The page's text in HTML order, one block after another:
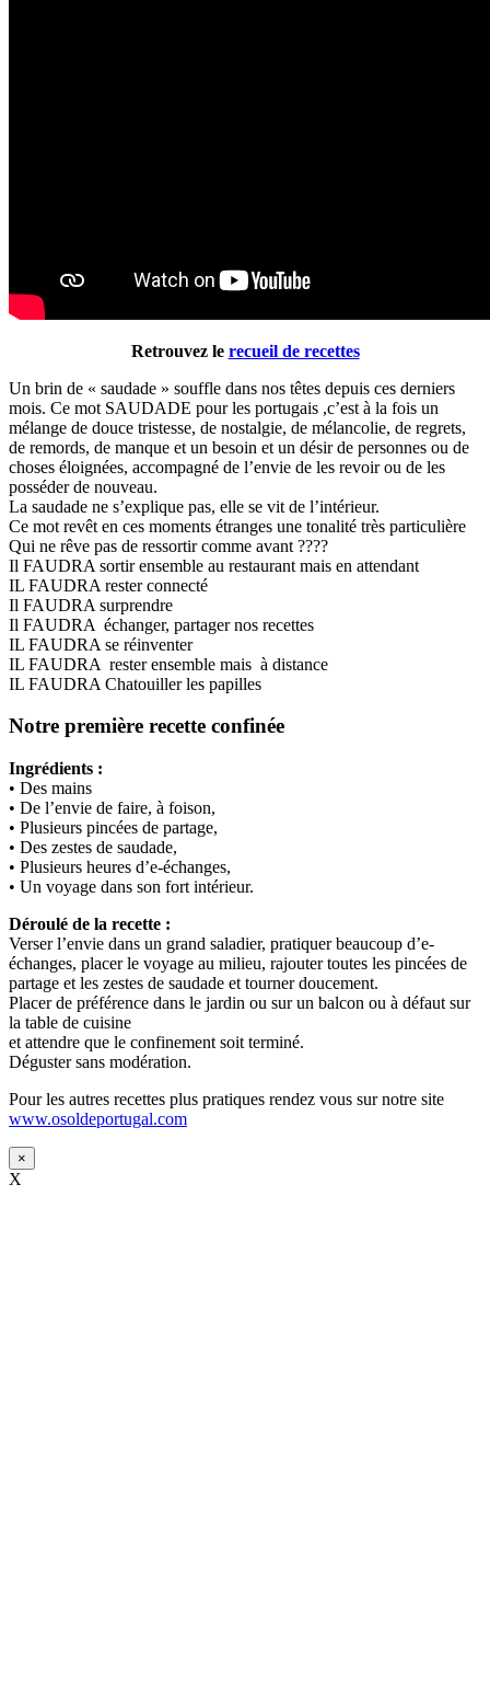
Retrouvez le recueil de recettes
Un brin de « saudade » souffle dans nos têtes depuis ces derniers
mois. Ce mot SAUDADE pour les portugais ,c’est à la fois un
mélange de douce tristesse, de nostalgie, de mélancolie, de regrets,
de remords, de manque et un besoin et un désir de personnes ou de
choses éloignées, accompagné de l’envie de les revoir ou de les
posséder de nouveau.
La saudade ne s’explique pas, elle se vit de l’intérieur.
Ce mot revêt en ces moments étranges une tonalité très particulière
Qui ne rêve pas de ressortir comme avant ????
Il FAUDRA sortir ensemble au restaurant mais en attendant
IL FAUDRA rester connecté
Il FAUDRA surprendre
Il FAUDRA échanger, partager nos recettes
IL FAUDRA se réinventer
IL FAUDRA rester ensemble mais à distance
IL FAUDRA Chatouiller les papilles
Notre première recette confinée
Ingrédients :
• Des mains
• De l’envie de faire, à foison,
• Plusieurs pincées de partage,
• Des zestes de saudade,
• Plusieurs heures d’e-échanges,
• Un voyage dans son fort intérieur.
Déroulé de la recette :
Verser l’envie dans un grand saladier, pratiquer beaucoup d’e-
échanges, placer le voyage au milieu, rajouter toutes les pincées de
partage et les zestes de saudade et tourner doucement.
Placer de préférence dans le jardin ou sur un balcon ou à défaut sur
la table de cuisine
et attendre que le confinement soit terminé.
Déguster sans modération.
Pour les autres recettes plus pratiques rendez vous sur notre site
www.osoldeportugal.com
×
X